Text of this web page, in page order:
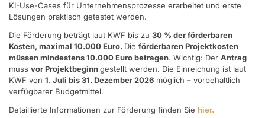
KI-Use-Cases für Unternehmensprozesse erarbeitet und erste
Lösungen praktisch getestet werden.
Die Förderung beträgt laut KWF bis zu 30 % der förderbaren
Kosten, maximal 10.000 Euro. Die förderbaren Projektkosten
müssen mindestens 10.000 Euro betragen. Wichtig: Der Antrag
muss vor Projektbeginngestellt werden. Die Einreichung ist laut
KWF von 1. Juli bis 31. Dezember 2026 möglich – vorbehaltlich
verfügbarer Budgetmittel.
Detaillierte Informationen zur Förderung finden Sie hier.